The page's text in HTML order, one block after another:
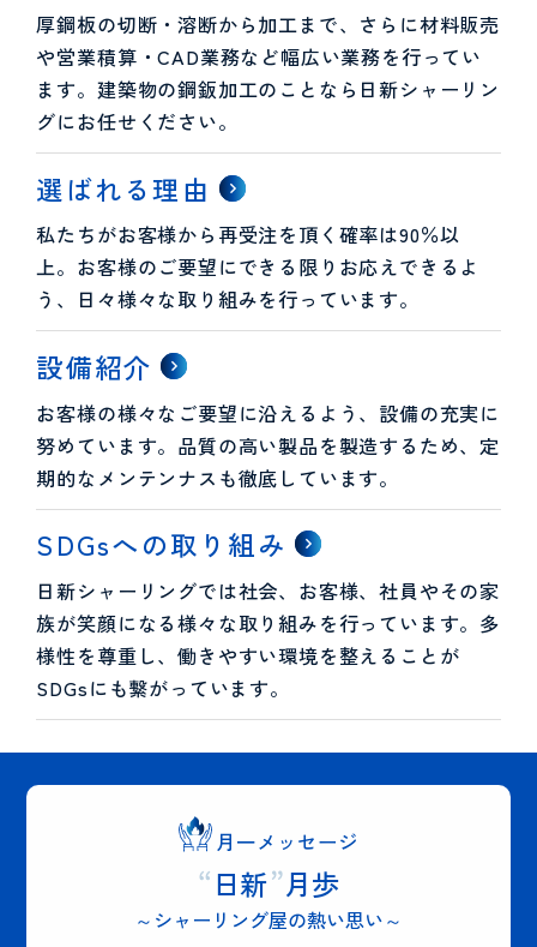
厚鋼板の切断・溶断から加工まで、さらに材料販売
や営業積算・CAD業務など幅広い業務を行ってい
ます。建築物の鋼鈑加工のことなら日新シャーリン
グにお任せください。
選ばれる理由
私たちがお客様から再受注を頂く確率は90％以
上。お客様のご要望にできる限りお応えできるよ
う、日々様々な取り組みを行っています。
設備紹介
お客様の様々なご要望に沿えるよう、設備の充実に
努めています。品質の高い製品を製造するため、定
期的なメンテンナスも徹底しています。
SDGsへの取り組み
日新シャーリングでは社会、お客様、社員やその家
族が笑顔になる様々な取り組みを行っています。多
様性を尊重し、働きやすい環境を整えることが
SDGsにも繋がっています。
月一メッセージ
“日新”月歩
～シャーリング屋の熱い思い～